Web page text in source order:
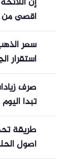
أقصى من
للقرعة
استقرار الجرام
صرف
تبدأ اليوم
طريقة
أصول